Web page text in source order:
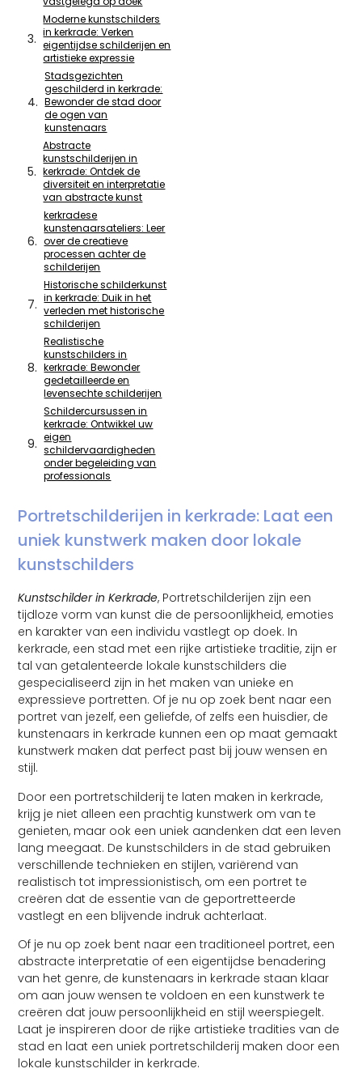
Moderne kunstschilders
in kerkrade: Verken
eigentijdse schilderijen en
artistieke expressie
Stadsgezichten
geschilderd in kerkrade:
Bewonder de stad door
de ogen van
kunstenaars
Abstracte
kunstschilderijen in
kerkrade: Ontdek de
diversiteit en interpretatie
van abstracte kunst
kerkradese
kunstenaarsateliers: Leer
over de creatieve
processen achter de
schilderijen
Historische schilderkunst
in kerkrade: Duik in het
verleden met historische
schilderijen
Realistische
kunstschilders in
kerkrade: Bewonder
gedetailleerde en
levensechte schilderijen
Schildercursussen in
kerkrade: Ontwikkel uw
eigen
schildervaardigheden
onder begeleiding van
professionals
Portretschilderijen in kerkrade: Laat een
uniek kunstwerk maken door lokale
kunstschilders
Kunstschilder in Kerkrade, Portretschilderijen zijn een
tijdloze vorm van kunst die de persoonlijkheid, emoties
en karakter van een individu vastlegt op doek. In
kerkrade, een stad met een rijke artistieke traditie, zijn er
tal van getalenteerde lokale kunstschilders die
gespecialiseerd zijn in het maken van unieke en
expressieve portretten. Of je nu op zoek bent naar een
portret van jezelf, een geliefde, of zelfs een huisdier, de
kunstenaars in kerkrade kunnen een op maat gemaakt
kunstwerk maken dat perfect past bij jouw wensen en
stijl.
Door een portretschilderij te laten maken in kerkrade,
krijg je niet alleen een prachtig kunstwerk om van te
genieten, maar ook een uniek aandenken dat een leven
lang meegaat. De kunstschilders in de stad gebruiken
verschillende technieken en stijlen, variërend van
realistisch tot impressionistisch, om een portret te
creëren dat de essentie van de geportretteerde
vastlegt en een blijvende indruk achterlaat.
Of je nu op zoek bent naar een traditioneel portret, een
abstracte interpretatie of een eigentijdse benadering
van het genre, de kunstenaars in kerkrade staan klaar
om aan jouw wensen te voldoen en een kunstwerk te
creëren dat jouw persoonlijkheid en stijl weerspiegelt.
Laat je inspireren door de rijke artistieke tradities van de
stad en laat een uniek portretschilderij maken door een
lokale kunstschilder in kerkrade.